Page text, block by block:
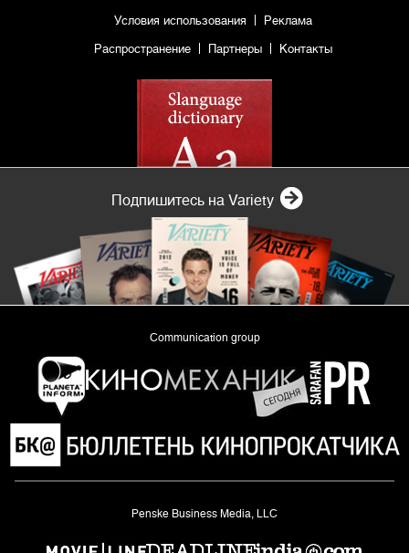
Условия использования Реклама
Распространение Партнеры Контакты
Подпишитесь на Variety
Communication group
«Planeta Inform»
Penske Business Media, LLC